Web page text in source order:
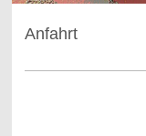
Anfahrt